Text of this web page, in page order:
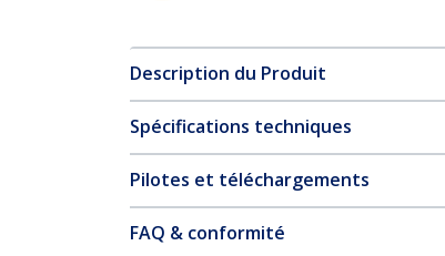
Description du Produit
Spécifications techniques
Pilotes et téléchargements
FAQ & conformité